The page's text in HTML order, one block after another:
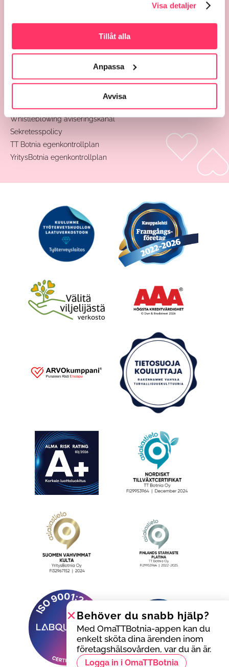
Visa detaljer
Tillåt alla
Anpassa
Avvisa
Dataskydd
Begäran om patient journaler
Rättelseyrkande till registerinformation
Logginformationens kontrollbegäran
Patientombudsman
Tolkningsanvisningar för loggdata
Whistleblowing aviseringskanal
Sekretesspolicy
TT Botnia egenkontrollplan
YritysBotnia egenkontrollplan
Behöver du snabb hjälp?
Behöver du snabb hjälp?
Med OmaTTBotnia-appen kan du
enkelt sköta dina ärenden inom
företagshälsovården, var du än är.
Logga in i OmaTTBotnia